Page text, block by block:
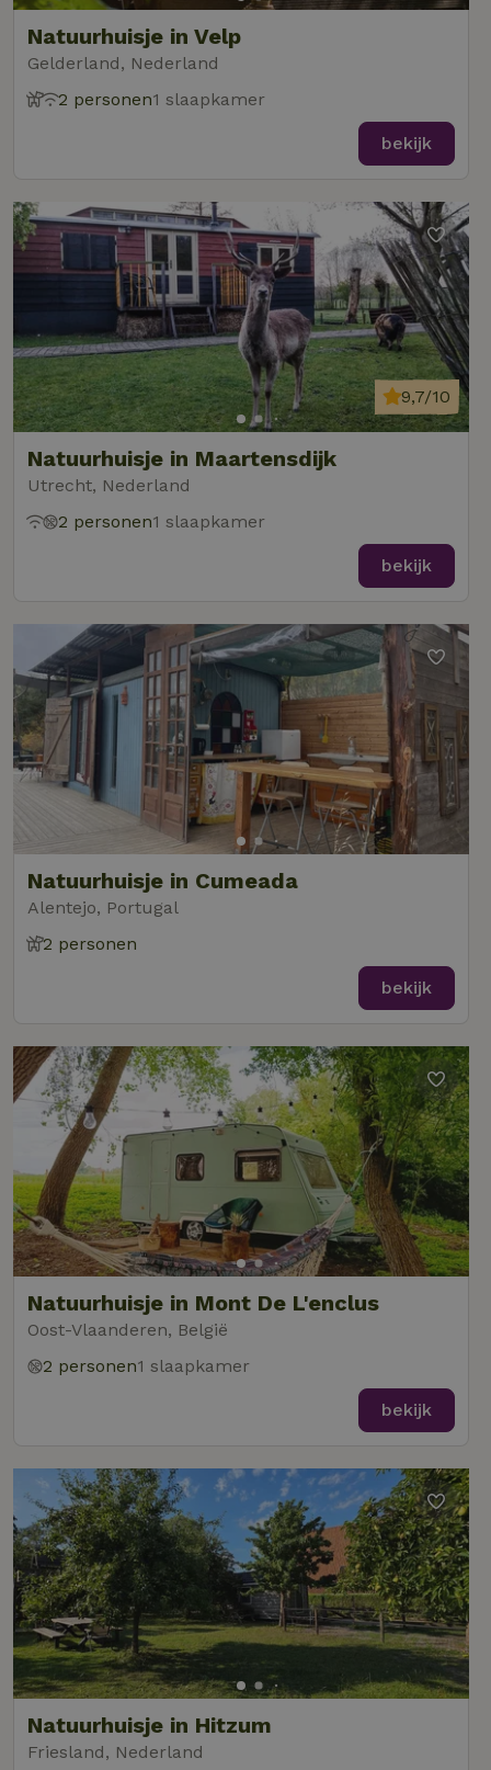
Natuurhuisje in Velp
Gelderland, Nederland
2 personen1 slaapkamer
bekijk
Natuurhuisje in Maartensdijk
Utrecht, Nederland
9,7/10
2 personen1 slaapkamer
bekijk
Natuurhuisje in Cumeada
Alentejo, Portugal
2 personen
bekijk
Natuurhuisje in Mont De L'enclus
Oost-Vlaanderen, België
2 personen1 slaapkamer
bekijk
Natuurhuisje in Hitzum
Friesland, Nederland